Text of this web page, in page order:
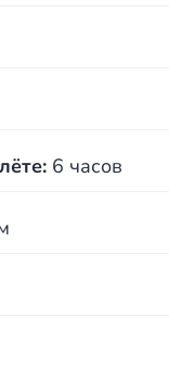
6 часов